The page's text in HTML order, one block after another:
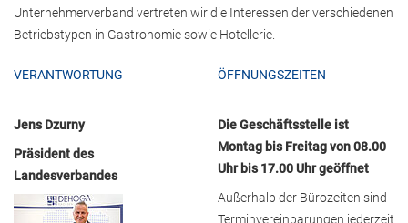
Unternehmerverband vertreten wir die Interessen der verschiedenen
Betriebstypen in Gastronomie sowie Hotellerie.
VERANTWORTUNG
Jens Dzurny
Präsident des
Landesverbandes
ÖFFNUNGSZEITEN
Die Geschäftsstelle ist
Montag bis Freitag von 08.00
Uhr bis 17.00 Uhr geöffnet
Außerhalb der Bürozeiten sind
Terminvereinbarungen jederzeit